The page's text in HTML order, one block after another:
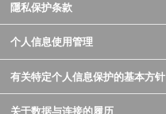
隱私保护条款
个人信息使用管理
有关特定个人信息保护的基本方针
关于数据与连接的履历